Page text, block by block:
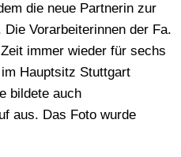
die neue Partnerin zur
Vorarbeiterinnen der Fa.
immer wieder für sechs
Hauptsitz Stuttgart
bildete auch
aus. Das Foto wurde